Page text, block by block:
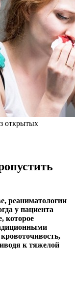
открытых
реаниматологии
у пациента
которое
к тяжелой